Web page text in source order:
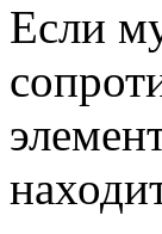
Если